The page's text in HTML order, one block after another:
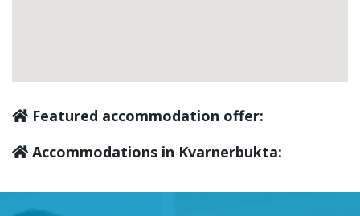
Novi Vinodolski(9)
Tribalj(0)
Featured accommodation offer:
Accommodations in Kvarnerbukta: